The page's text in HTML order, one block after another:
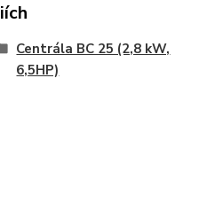
Centrála BC 25 (2,8 kW,
6,5HP)